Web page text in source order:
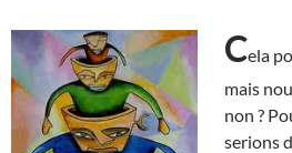
Cela
mais
non ?
serions